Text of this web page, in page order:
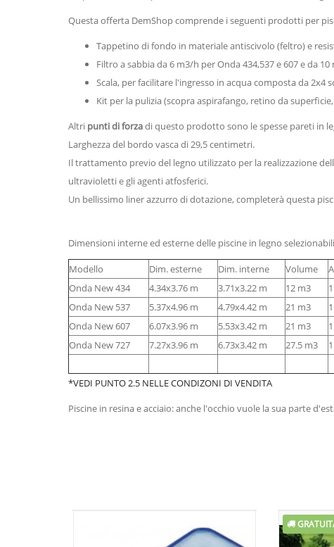
Questa offerta DemShop comprende i seguenti prodotti per
Tappetino di fondo in materiale antiscivolo (feltro) e
Filtro a sabbia da 6 m3/h per Onda 434,537 e 607 e da
Scala, per facilitare l'ingresso in acqua composta da
Kit per la pulizia (scopra aspirafango, retino da
Altri punti di forzadi questo prodotto sono le spesse pareti in
Larghezza del bordo vasca di 29,5 centimetri.
Il trattamento previo del legno utilizzato per la realizzazione
ultravioletti e gli agenti atfosferici.
Un bellissimo liner azzurro di dotazione, completerà questa
Dimensioni interne ed esterne delle piscine in legno
Modello Dim. esterne Dim. interne Volume
Onda New 434
4.34x3.76 m 3.71x3.22 m 12 m3
Onda New 537
5.37x4.96 m 4.79x4.42 m 21 m3
Onda New 607
6.07x3.96 m 5.53x3.42 m 21 m3
Onda New 727
7.27x3.96 m 6.73x3.42 m 27.5 m3
*VEDI PUNTO 2.5 NELLE CONDIZONI DI VENDITA
Piscine in resina e acciaio: anche l'occhio vuole la sua parte